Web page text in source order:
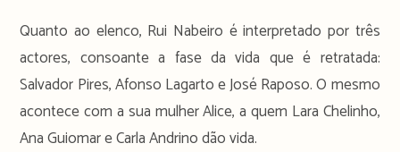
Quanto ao elenco, Rui Nabeiro é interpretado por três
actores, consoante a fase da vida que é retratada:
Salvador Pires, Afonso Lagarto e José Raposo. O mesmo
acontece com a sua mulher Alice, a quem Lara Chelinho,
Ana Guiomar e Carla Andrino dão vida.